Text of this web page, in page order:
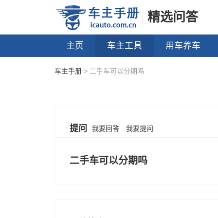
精选问答
主页 车主工具 用车养车
车主手册 > 二手车可以分期吗
提问 我要回答 我要提问
二手车可以分期吗